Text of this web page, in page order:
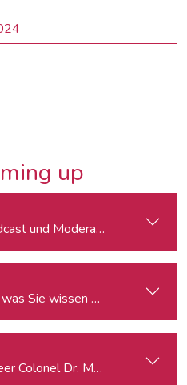
up
und Moderation
Sie wissen müssen
Colonel Dr. Markus Reisner